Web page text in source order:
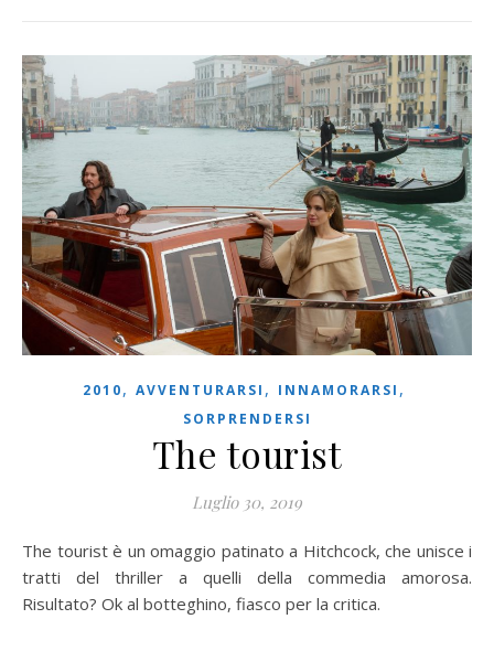
2010, AVVENTURARSI , INNAMORARSI ,
SORPRENDERSI
The tourist
Luglio 30, 2019
The tourist è un omaggio patinato a Hitchcock, che unisce i
tratti del thriller a quelli della commedia amorosa.
Risultato? Ok al botteghino, fiasco per la critica.